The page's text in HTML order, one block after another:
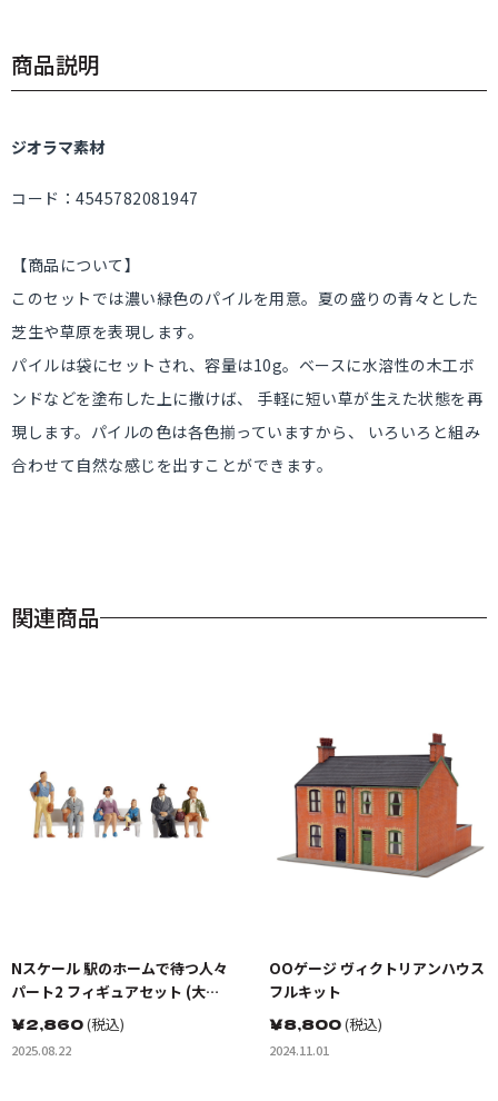
商品説明
ジオラマ素材
コード：4545782081947
【商品について】
このセットでは濃い緑色のパイルを用意。夏の盛りの青々とした
芝生や草原を表現します。
パイルは袋にセットされ、容量は10g。ベースに水溶性の木工ボ
ンドなどを塗布した上に撒けば、 手軽に短い草が生えた状態を再
現します。パイルの色は各色揃っていますから、 いろいろと組み
合わせて自然な感じを出すことができます。
関連商品
Nスケール 駅のホームで待つ人々
パート2 フィギュアセット (大
人・子供6体入り)
￥2,860(税込)
2025.08.22
OOゲージ ヴィクトリアンハウス
フルキット
￥8,800(税込)
2024.11.01